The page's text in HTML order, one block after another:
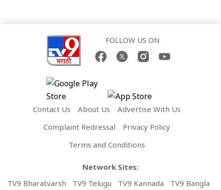
FOLLOW US ON
Contact Us About Us
Advertise With Us
Complaint Redressal
Privacy Policy
Terms and Conditions
Network Sites:
TV9 Bharatvarsh
TV9 Telugu TV9 Kannada TV9 Bangla